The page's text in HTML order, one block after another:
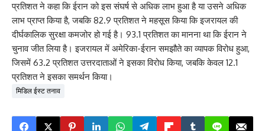
प्रतिशत ने कहा कि ईरान को इस संघर्ष से अधिक लाभ हुआ है या उसने अधिक
लाभ प्राप्त किया है, जबकि 82.9 प्रतिशत ने महसूस किया कि इजरायल की
दीर्घकालिक सुरक्षा कमजोर हो गई है। 93.1 प्रतिशत का मानना ​​था कि ईरान ने
चुनाव जीत लिया है। इजरायल में अमेरिका-ईरान समझौते का व्यापक विरोध हुआ,
जिसमें 63.2 प्रतिशत उत्तरदाताओं ने इसका विरोध किया, जबकि केवल 12.1
प्रतिशत ने इसका समर्थन किया।
मिडिल ईस्ट तनाव